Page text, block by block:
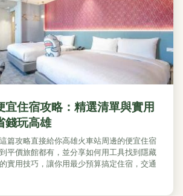
宜住宿攻略：精選清單與實用
錢玩高雄
篇攻略直接給你高雄火車站周邊的便宜住宿
平價旅館都有，並分享如何用工具找到隱藏
實用技巧，讓你用最少預算搞定住宿，交通